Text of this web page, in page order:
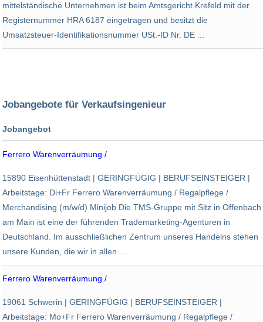
mittelständische Unternehmen ist beim Amtsgericht Krefeld mit der
Registernummer HRA 6187 eingetragen und besitzt die
Umsatzsteuer-Identifikationsnummer USt.-ID Nr. DE ...
Jobangebote für Verkaufsingenieur
Jobangebot
Arbeitgeber
Standort
Ferrero Warenverräumung /
Eisenhüttenstadt
15890 Eisenhüttenstadt | GERINGFÜGIG | BERUFSEINSTEIGER |
Arbeitstage: Di+Fr Ferrero Warenverräumung / Regalpflege /
Merchandising (m/w/d) Minijob Die TMS-Gruppe mit Sitz in Offenbach
am Main ist eine der führenden Trademarketing-Agenturen in
Deutschland. Im ausschließlichen Zentrum unseres Handelns stehen
unsere Kunden, die wir in allen ...
Ferrero Warenverräumung /
Schwerin
19061 Schwerin | GERINGFÜGIG | BERUFSEINSTEIGER |
Arbeitstage: Mo+Fr Ferrero Warenverräumung / Regalpflege /